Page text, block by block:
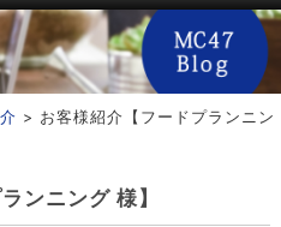
> お客様紹介【フードプランニン
ンニング 様】